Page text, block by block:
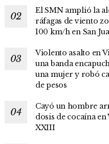
El SMN amplió la
ráfagas de viento
100 km/h en San
Violento asalto en
una banda
una mujer y robó
de pesos
Cayó un hombre
dosis de cocaína en
XXIII